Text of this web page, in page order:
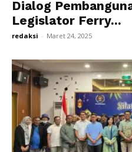
Dialog
Legislator Ferry...
redaksi - Maret 24, 2025